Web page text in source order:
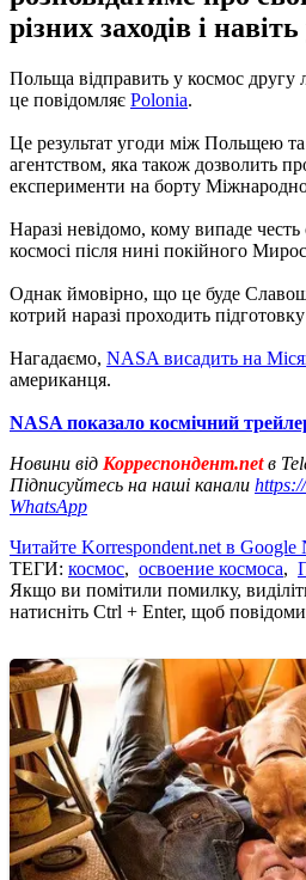
різних заходів і
Польща відправить у космос другу
це повідомляє Рolonia.
Це результат угоди між Польщею
агентством, яка також дозволить
експерименти на борту
Наразі невідомо, кому випаде
космосі після нині покійного
Однак ймовірно, що це буде
котрий наразі проходить
Нагадаємо, NASA висадить на
американця.
NASA показало космічний
Новини від Корреспондент.netв
Підписуйтесь на наші канали
WhatsApp
Читайте Korrespondent.net в Google
ТЕГИ: космос, освоение космоса,
Якщо ви помітили помилку,
натисніть Ctrl + Enter, щоб